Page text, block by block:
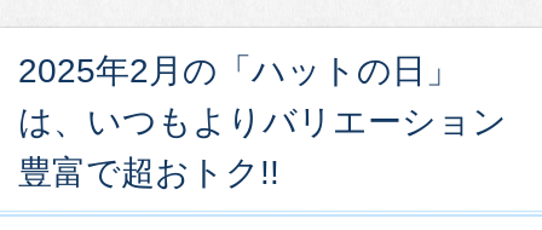
2025年2月の「ハットの日」
は、いつもよりバリエーション
豊富で超おトク!!